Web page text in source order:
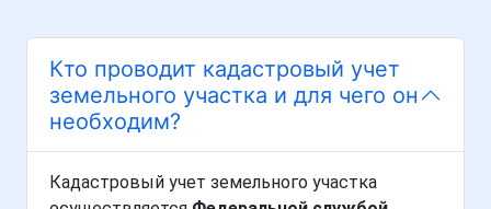
Кто проводит кадастровый учет
земельного участка и для чего он
необходим?
Кадастровый учет земельного участка